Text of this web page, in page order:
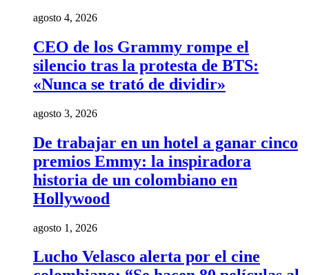
agosto 4, 2026
CEO de los Grammy rompe el
silencio tras la protesta de BTS:
«Nunca se trató de dividir»
agosto 3, 2026
De trabajar en un hotel a ganar cinco
premios Emmy: la inspiradora
historia de un colombiano en
Hollywood
agosto 1, 2026
Lucho Velasco alerta por el cine